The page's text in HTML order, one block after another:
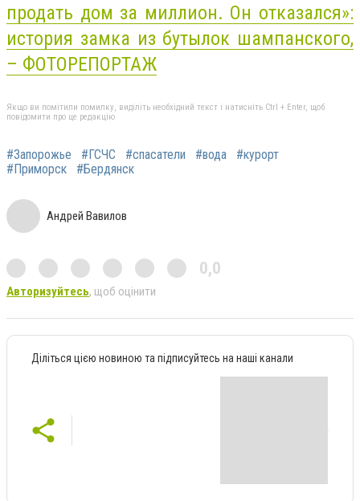
продать дом за миллион. Он отказался»:
история замка из бутылок шампанского,
– ФОТОРЕПОРТАЖ
Якщо ви помітили помилку, виділіть необхідний текст і натисніть Ctrl + Enter, щоб
повідомити про це редакцію
#Запорожье #ГСЧС #спасатели #вода
#курорт
#Приморск
#Бердянск
Андрей Вавилов
0,0
Авторизуйтесь, щоб оцінити
Діліться цією новиною та підписуйтесь на наші канали